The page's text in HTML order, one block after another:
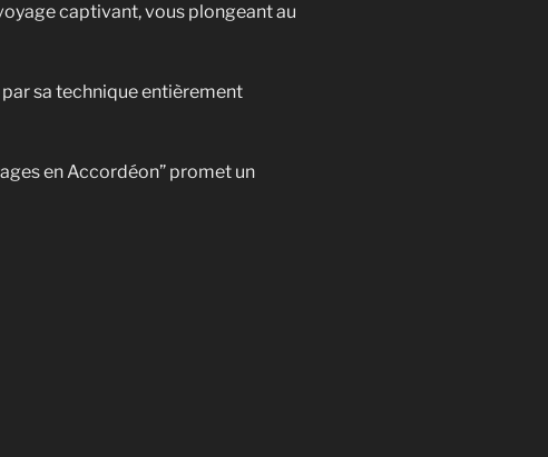
captivant, vous plongeant au
sa technique entièrement
en Accordéon” promet un